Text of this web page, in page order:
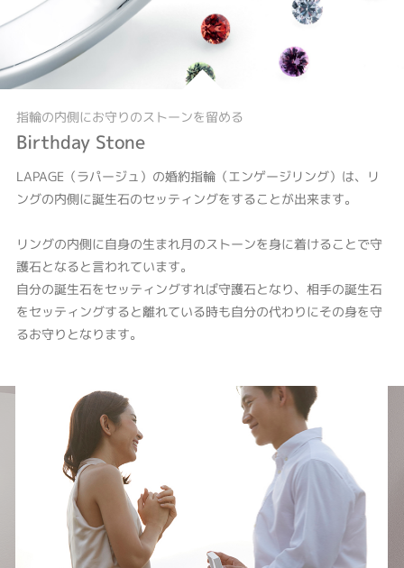
指輪の内側にお守りのストーンを留める
Birthday Stone
LAPAGE（ラパージュ）の婚約指輪（エンゲージリング）は、リ
ングの内側に誕生石のセッティングをすることが出来ます。
リングの内側に自身の生まれ月のストーンを身に着けることで守
護石となると言われています。
自分の誕生石をセッティングすれば守護石となり、相手の誕生石
をセッティングすると離れている時も自分の代わりにその身を守
るお守りとなります。